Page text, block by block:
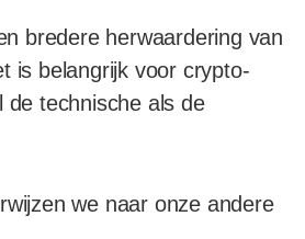
bredere herwaardering van
is belangrijk voor crypto-
de technische als de
we naar onze andere